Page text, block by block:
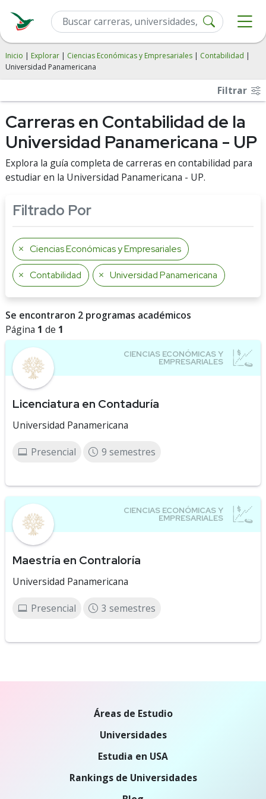
Inicio | Explorar | Ciencias Económicas y Empresariales | Contabilidad |
Universidad Panamericana
Filtrar
Carreras en Contabilidad de la
Universidad Panamericana - UP
Explora la guía completa de carreras en contabilidad para
estudiar en la Universidad Panamericana - UP.
Filtrado Por
Ciencias Económicas y Empresariales
Contabilidad Universidad Panamericana
Se encontraron 2 programas académicos
Página 1 de 1
Licenciatura en Contaduría
Universidad Panamericana
Presencial 9 semestres
Maestría en Contraloría
Universidad Panamericana
Presencial 3 semestres
Áreas de Estudio
Universidades
Estudia en USA
Rankings de Universidades